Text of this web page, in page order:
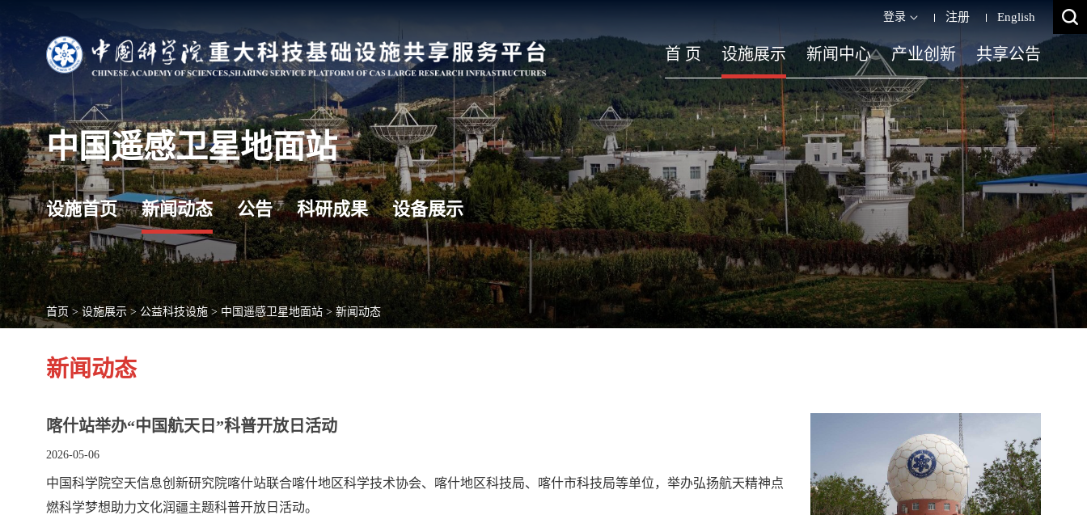
登录 注册 English
首 页 设施展示 新闻中心 产业创新 共享公告
中国遥感卫星地面站
设施首页 新闻动态 公告 科研成果 设备展示
首页 >设施展示 >公益科技设施 > 中国遥感卫星地面站 >新闻动态
新闻动态
喀什站举办“中国航天日”科普开放日活动
2026-05-06
中国科学院空天信息创新研究院喀什站联合喀什地区科学技术协会、喀什地区科技局、喀什市科技局等单位，举办弘扬航天精神点
燃科学梦想助力文化润疆主题科普开放日活动。